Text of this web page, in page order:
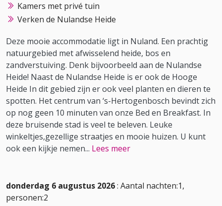
Kamers met privé tuin
Verken de Nulandse Heide
Deze mooie accommodatie ligt in Nuland. Een prachtig
natuurgebied met afwisselend heide, bos en
zandverstuiving. Denk bijvoorbeeld aan de Nulandse
Heide! Naast de Nulandse Heide is er ook de Hooge
Heide In dit gebied zijn er ook veel planten en dieren te
spotten. Het centrum van ‘s-Hertogenbosch bevindt zich
op nog geen 10 minuten van onze Bed en Breakfast. In
deze bruisende stad is veel te beleven. Leuke
winkeltjes,gezellige straatjes en mooie huizen. U kunt
ook een kijkje nemen... Lees meer
donderdag 6 augustus 2026: Aantal nachten:1,
personen:2